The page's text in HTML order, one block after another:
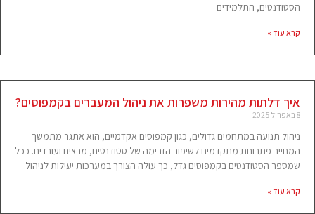
הסטודנטים, התלמידים
קרא עוד »
איך דלתות מהירות משפרות את ניהול המעברים בקמפוסים?
8 באפריל 2025
ניהול תנועה במתחמים גדולים, כגון קמפוסים אקדמיים, הוא אתגר מתמשך
המחייב פתרונות מתקדמים לשיפור הזרימה של סטודנטים, מרצים ועובדים. ככל
שמספר הסטודנטים בקמפוסים גדל, כך עולה הצורך במערכות יעילות לניהול
קרא עוד »